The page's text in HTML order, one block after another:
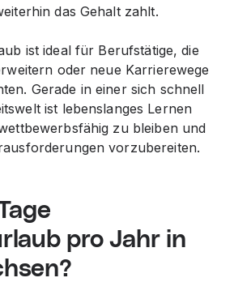
das Gehalt zahlt.
ist ideal für Berufstätige, die
oder neue Karrierewege
Gerade in einer sich schnell
ist lebenslanges Lernen
zu bleiben und
vorzubereiten.
pro Jahr in